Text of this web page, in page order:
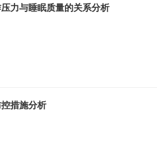
力与睡眠质量的关系分析
措施分析